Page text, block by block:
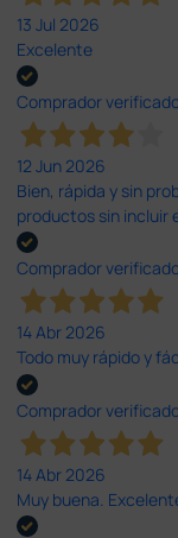
13 Jul 2026
Excelente
Comprador
12 Jun 2026
Bien, rápida y sin
productos sin incluir
Comprador
14 Abr 2026
Todo muy rápido y
Comprador
14 Abr 2026
Muy buena.